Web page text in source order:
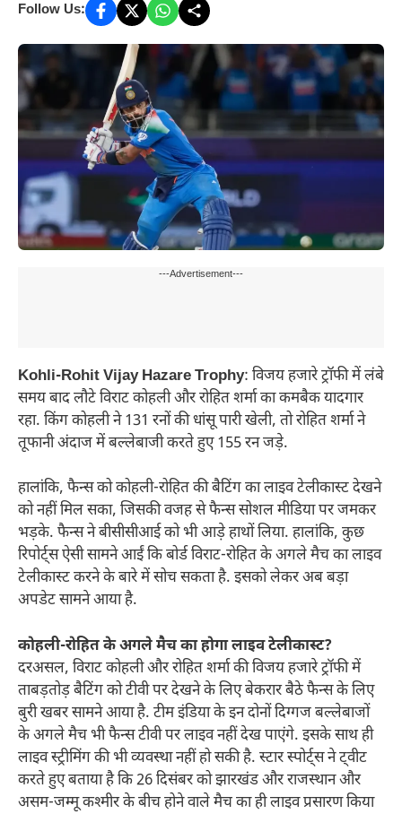
Follow Us:
---Advertisement---
Kohli-Rohit Vijay Hazare Trophy: विजय हजारे ट्रॉफी में लंबे
समय बाद लौटे विराट कोहली और रोहित शर्मा का कमबैक यादगार
रहा. किंग कोहली ने 131 रनों की धांसू पारी खेली, तो रोहित शर्मा ने
तूफानी अंदाज में बल्लेबाजी करते हुए 155 रन जड़े.
हालांकि, फैन्स को कोहली-रोहित की बैटिंग का लाइव टेलीकास्ट देखने
को नहीं मिल सका, जिसकी वजह से फैन्स सोशल मीडिया पर जमकर
भड़के. फैन्स ने बीसीसीआई को भी आड़े हाथों लिया. हालांकि, कुछ
रिपोर्ट्स ऐसी सामने आईं कि बोर्ड विराट-रोहित के अगले मैच का लाइव
टेलीकास्ट करने के बारे में सोच सकता है. इसको लेकर अब बड़ा
अपडेट सामने आया है.
कोहली-रोहित के अगले मैच का होगा लाइव टेलीकास्ट?
दरअसल, विराट कोहली और रोहित शर्मा की विजय हजारे ट्रॉफी में
ताबड़तोड़ बैटिंग को टीवी पर देखने के लिए बेकरार बैठे फैन्स के लिए
बुरी खबर सामने आया है. टीम इंडिया के इन दोनों दिग्गज बल्लेबाजों
के अगले मैच भी फैन्स टीवी पर लाइव नहीं देख पाएंगे. इसके साथ ही
लाइव स्ट्रीमिंग की भी व्यवस्था नहीं हो सकी है. स्टार स्पोर्ट्स ने ट्वीट
करते हुए बताया है कि 26 दिसंबर को झारखंड और राजस्थान और
असम-जम्मू कश्मीर के बीच होने वाले मैच का ही लाइव प्रसारण किया